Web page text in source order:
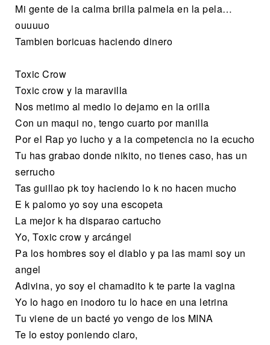
Mi gente de la calma brilla palmela en la pela…
ouuuuo
Tambien boricuas haciendo dinero
Toxic Crow
Toxic crow y la maravilla
Nos metimo al medio lo dejamo en la orilla
Con un maqui no, tengo cuarto por manilla
Por el Rap yo lucho y a la competencia no la ecucho
Tu has grabao donde nikito, no tienes caso, has un
serrucho
Tas guillao pk toy haciendo lo k no hacen mucho
E k palomo yo soy una escopeta
La mejor k ha disparao cartucho
Yo, Toxic crow y arcángel
Pa los hombres soy el diablo y pa las mami soy un
angel
Adivina, yo soy el chamadito k te parte la vagina
Yo lo hago en inodoro tu lo hace en una letrina
Tu viene de un bacté yo vengo de los MINA
Te lo estoy poniendo claro,